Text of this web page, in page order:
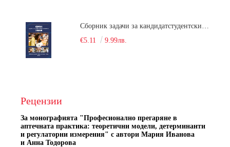
€5.11
9.99лв.
Рецензии
За монографията "Професионално прегаряне в
аптечната практика: теоретични модели, детерминанти
и регулаторни измерения" с автори Мария Иванова
и Анна Тодорова